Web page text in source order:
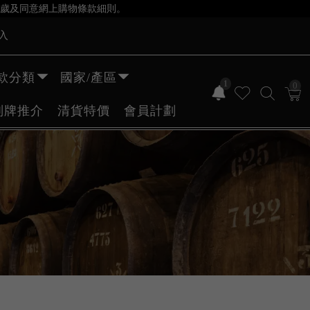
及同意網上購物條款細則。
1 0
分類 國家/產區
牌推介 清貨特價 會員計劃